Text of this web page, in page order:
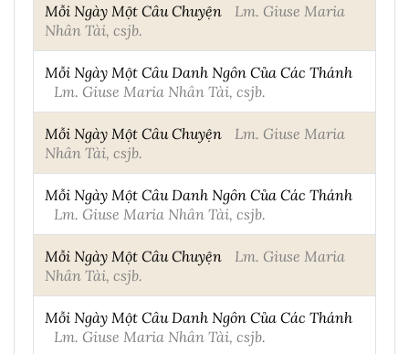
Mỗi Ngày Một Câu Chuyện
Lm. Giuse Maria
Nhân Tài, csjb.
Mỗi Ngày Một Câu Danh Ngôn Của Các Thánh
Lm. Giuse Maria Nhân Tài, csjb.
Mỗi Ngày Một Câu Chuyện
Lm. Giuse Maria
Nhân Tài, csjb.
Mỗi Ngày Một Câu Danh Ngôn Của Các Thánh
Lm. Giuse Maria Nhân Tài, csjb.
Mỗi Ngày Một Câu Chuyện
Lm. Giuse Maria
Nhân Tài, csjb.
Mỗi Ngày Một Câu Danh Ngôn Của Các Thánh
Lm. Giuse Maria Nhân Tài, csjb.